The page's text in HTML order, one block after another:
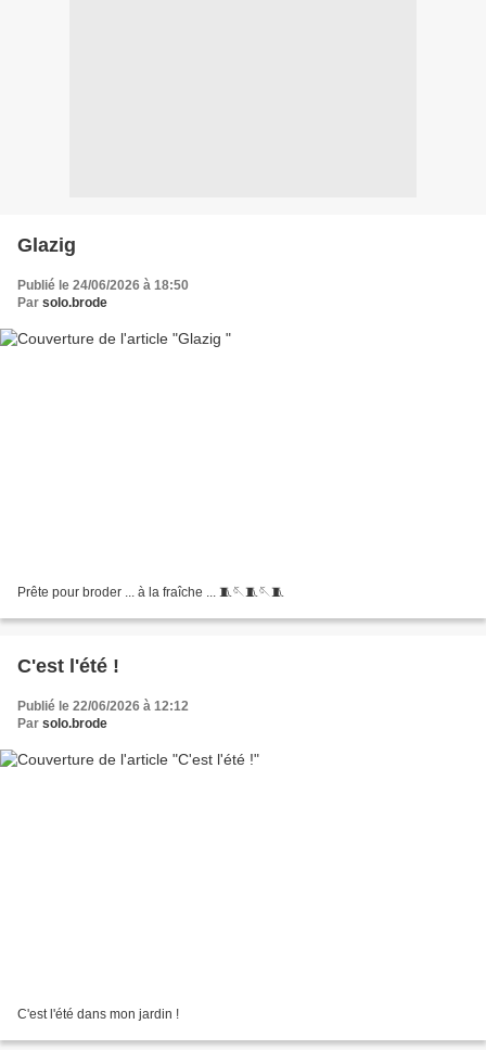
Glazig
Publié le 24/06/2026 à 18:50
Par solo.brode
Prête pour broder ... à la fraîche ... 🧵🪡🧵🪡🧵
C'est l'été !
Publié le 22/06/2026 à 12:12
Par solo.brode
C'est l'été dans mon jardin !